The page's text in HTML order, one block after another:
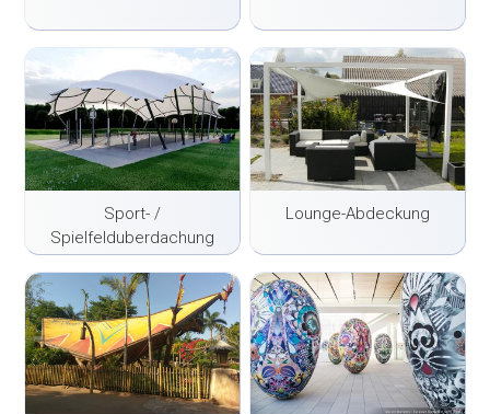
Sport- /
Spielfelduberdachung
Lounge-Abdeckung